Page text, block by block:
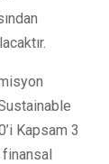
Kapsam 3
finansal